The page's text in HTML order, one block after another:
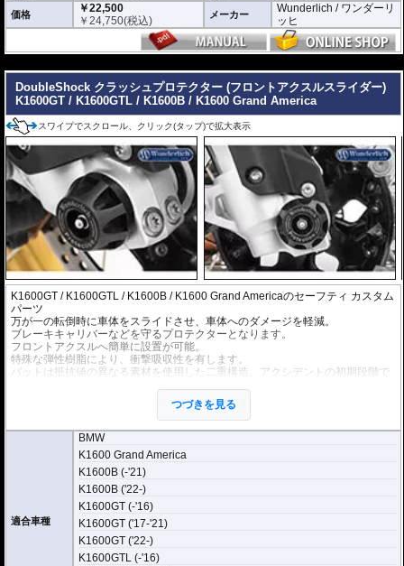
価格
￥22,500
￥24,750(税込) メーカー
Wunderlich / ワンダーリ
ッヒ
DoubleShock クラッシュプロテクター (フロントアクスルスライダー)
K1600GT / K1600GTL / K1600B / K1600 Grand America
スワイプでスクロール、クリック(タップ)で拡大表示
K1600GT / K1600GTL / K1600B / K1600 Grand Americaのセーフティ カスタム
パーツ
万が一の転倒時に車体をスライドさせ、車体へのダメージを軽減。
ブレーキキャリバーなどを守るプロテクターとなります。
フロントアクスルへ簡単に設置が可能。
特殊な弾性樹脂により、衝撃吸収性を有します。
パットは抵抗値の異なる素材を使用した二重構造。アクシデントの初期段階で
つづきを見る
適合車種
BMW
K1600 Grand America
K1600B (-'21)
K1600B ('22-)
K1600GT (-'16)
K1600GT ('17-'21)
K1600GT ('22-)
K1600GTL (-'16)